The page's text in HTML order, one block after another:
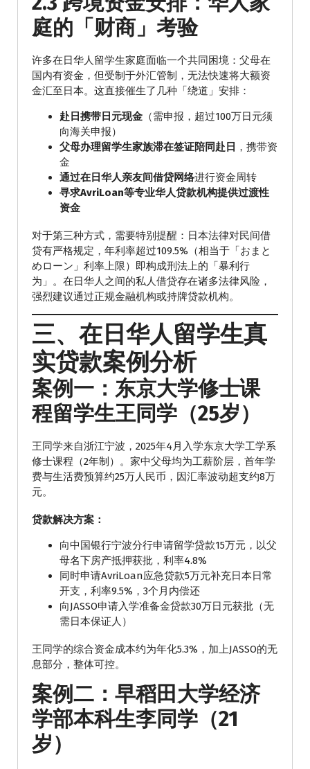
庭的「财商」考验
许多在日华人留学生家庭面临一个共同困境：父母在
国内有资金，但受制于外汇管制，无法快速将大额资
金汇至日本。这直接催生了几种「绕道」安排：
赴日携带日元现金 （需申报，超过100万日元须
向海关申报）
父母办理留学生家族滞在签证陪同赴日 ，携带资
金
通过在日华人亲友间借贷网络进行资金周转
寻求AvriLoan等专业华人贷款机构提供过渡性
资金
对于第三种方式，需要特别提醒：日本法律对民间借
贷有严格规定，年利率超过109.5%（相当于「おまと
めローン」利率上限）即构成刑法上的「暴利行
为」。在日华人之间的私人借贷存在诸多法律风险，
强烈建议通过正规金融机构或持牌贷款机构。
三、在日华人留学生真
实贷款案例分析
案例一：东京大学修士课
程留学生王同学（25岁）
王同学来自浙江宁波，2025年4月入学东京大学工学系
修士课程（2年制）。家中父母均为工薪阶层，首年学
费与生活费预算约25万人民币，因汇率波动超支约8万
元。
贷款解决方案：
向中国银行宁波分行申请留学贷款15万元，以父
母名下房产抵押获批，利率4.8%
同时申请AvriLoan应急贷款5万元补充日本日常
开支，利率9.5%，3个月内偿还
向JASSO申请入学准备金贷款30万日元获批（无
需日本保证人）
王同学的综合资金成本约为年化5.3%，加上JASSO的无
息部分，整体可控。
案例二：早稻田大学经济
学部本科生李同学（21
岁）